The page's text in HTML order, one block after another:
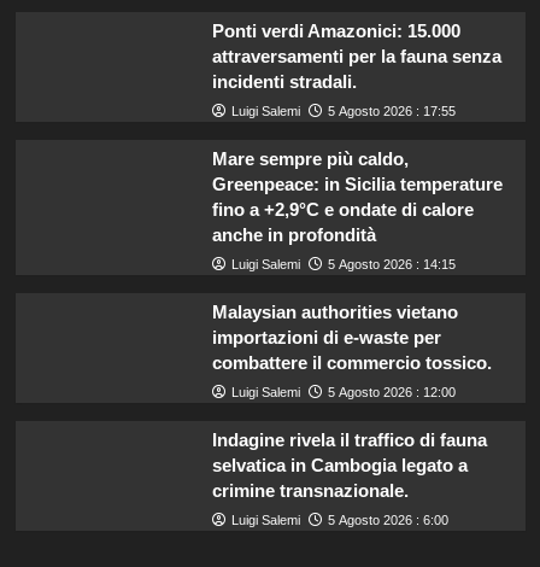
Ponti verdi Amazonici: 15.000
attraversamenti per la fauna senza
incidenti stradali.
Luigi Salemi 5 Agosto 2026 : 17:55
Mare sempre più caldo,
Greenpeace: in Sicilia temperature
fino a +2,9°C e ondate di calore
anche in profondità
Luigi Salemi 5 Agosto 2026 : 14:15
Malaysian authorities vietano
importazioni di e-waste per
combattere il commercio tossico.
Luigi Salemi 5 Agosto 2026 : 12:00
Indagine rivela il traffico di fauna
selvatica in Cambogia legato a
crimine transnazionale.
Luigi Salemi 5 Agosto 2026 : 6:00